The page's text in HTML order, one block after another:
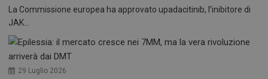
La Commissione europea ha approvato upadacitinib, l’inibitore di
JAK...
29 Luglio 2026